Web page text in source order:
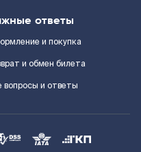
ответы
и покупка
и обмен билета
вопросы и ответы